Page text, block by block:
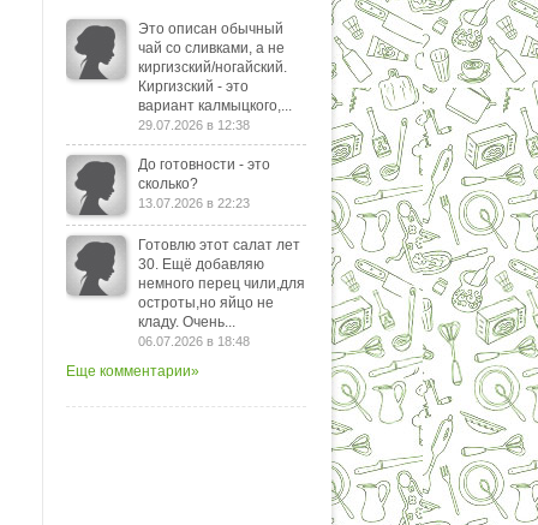
Это описан обычный
чай со сливками, а не
киргизский/ногайский.
Киргизский - это
вариант калмыцкого,...
29.07.2026 в 12:38
До готовности - это
сколько?
13.07.2026 в 22:23
Готовлю этот салат лет
30. Ещё добавляю
немного перец чили,для
остроты,но яйцо не
кладу. Очень...
06.07.2026 в 18:48
Еще комментарии»